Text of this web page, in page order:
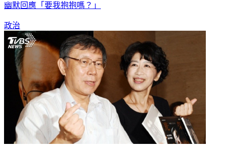
幽默回應「要我抱抱嗎？」
政治